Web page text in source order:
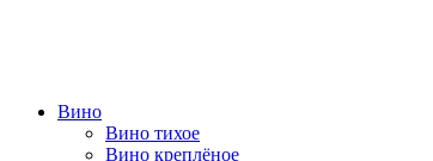
Вино
Вино тихое
Вино креплёное